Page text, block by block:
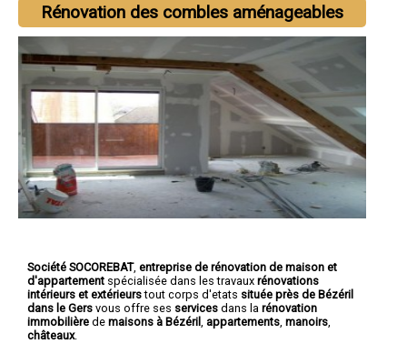
Rénovation des combles aménageables
Société SOCOREBAT, entreprise de rénovation de maison et
d'appartement spécialisée dans les travaux rénovations
intérieurs et extérieurstout corps d'etats située près de Bézéril
dans le Gers vous offre ses services dans la rénovation
immobilière de maisons à Bézéril appartements manoirs
châteaux.